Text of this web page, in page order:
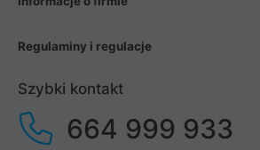
Regulaminy i regulacje
Szybki kontakt
664 999 933